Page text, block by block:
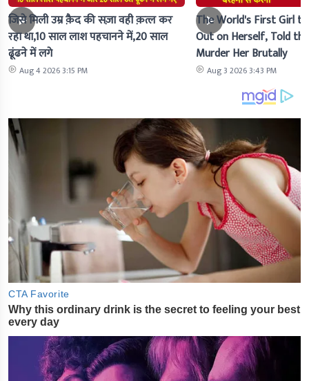
जिसे मिली उम्र क़ैद की सज़ा वही क़त्ल कर
रहा था,10 साल लाश पहचानने में,20 साल
ढूंढने में लगे
Aug 4 2026 3:15 PM
The World's First Girl
Out on Herself, Told
Murder Her Brutally
Aug 3 2026 3:43 PM